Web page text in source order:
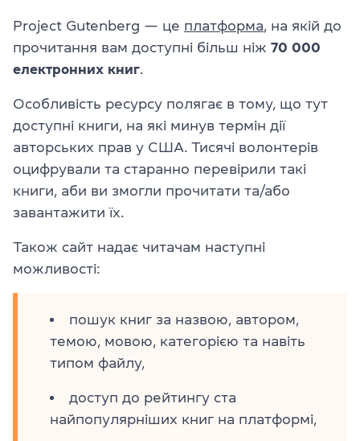
Project Gutenberg — це платформа, на якій до
прочитання вам доступні більш ніж 70 000
електронних книг.
Особливість ресурсу полягає в тому, що тут
доступні книги, на які минув термін дії
авторських прав у США. Тисячі волонтерів
оцифрували та старанно перевірили такі
книги, аби ви змогли прочитати та/або
завантажити їх.
Також сайт надає читачам наступні
можливості:
пошук книг за назвою, автором,
темою, мовою, категорією та навіть
типом файлу,
доступ до рейтингу ста
найпопулярніших книг на платформі,